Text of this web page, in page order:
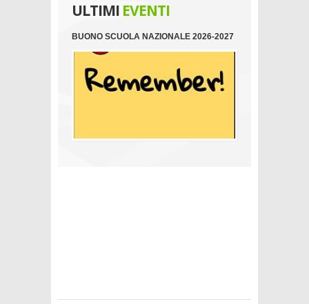
ULTIMI EVENTI
BUONO SCUOLA NAZIONALE 2026-2027